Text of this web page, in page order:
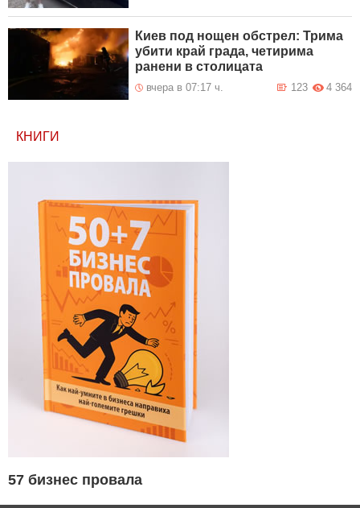
Киев под нощен обстрел: Трима
убити край града, четирима
ранени в столицата
вчера в 07:17 ч. 4 364
123
КНИГИ
57 бизнес провала